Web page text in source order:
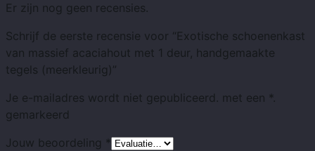
Er zijn nog geen recensies.
Schrijf de eerste recensie voor “Exotische schoenenkast
van massief acaciahout met 1 deur, handgemaakte
tegels (meerkleurig)”
Je e-mailadres wordt niet gepubliceerd. met een *.
gemarkeerd
Jouw beoordeling *